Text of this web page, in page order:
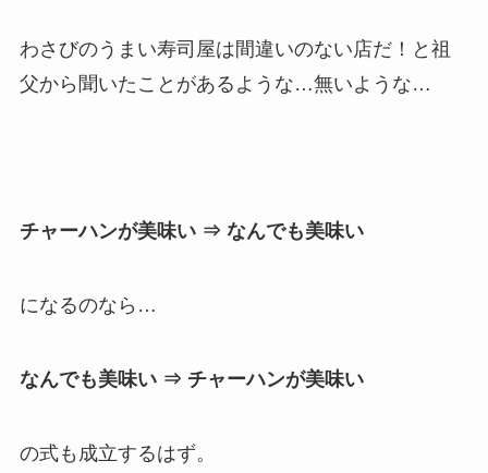
わさびのうまい寿司屋は間違いのない店だ！と祖
父から聞いたことがあるような…無いような…
チャーハンが美味い ⇒ なんでも美味い
になるのなら…
なんでも美味い ⇒ チャーハンが美味い
の式も成立するはず。